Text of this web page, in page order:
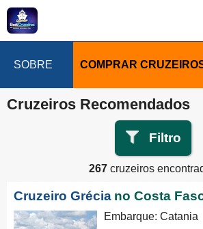
SOBRE COMPRAR
Cruzeiros Recomendados
Filtro
267 cruzeiros
Cruzeiro Grécia no Costa
Embarque: Catania